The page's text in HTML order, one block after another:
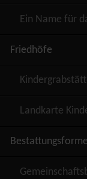
Ein Name für
Friedhöfe
Landkarte